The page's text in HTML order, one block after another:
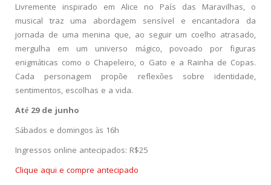
Livremente inspirado em Alice no País das Maravilhas, o
musical traz uma abordagem sensível e encantadora da
jornada de uma menina que, ao seguir um coelho atrasado,
mergulha em um universo mágico, povoado por figuras
enigmáticas como o Chapeleiro, o Gato e a Rainha de Copas.
Cada personagem propõe reflexões sobre identidade,
sentimentos, escolhas e a vida.
Até 29 de junho
Sábados e domingos às 16h
Ingressos online antecipados: R$25
Clique aqui e compre antecipado